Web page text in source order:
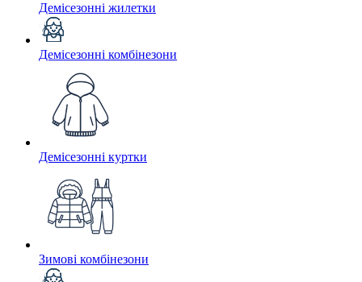
Демісезонні жилетки
Демісезонні комбінезони
Демісезонні куртки
Зимові комбінезони